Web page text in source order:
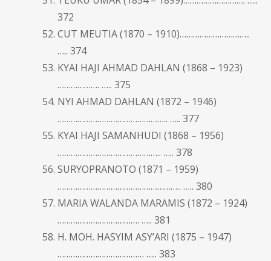
372
CUT MEUTIA (1870 – 1910)…………………………..
….. 374
KYAI HAJI AHMAD DAHLAN (1868 – 1923)
………………. ….. 375
NYI AHMAD DAHLAN (1872 – 1946)
………………………………………….. ….. 377
KYAI HAJI SAMANHUDI (1868 – 1956)
……………………………………….. ….. 378
SURYOPRANOTO (1871 – 1959)
……………………………………………….. ….. 380
MARIA WALANDA MARAMIS (1872 – 1924)
………………………………. ….. 381
H. MOH. HASYIM ASY’ARI (1875 – 1947)
………………………………… ….. 383